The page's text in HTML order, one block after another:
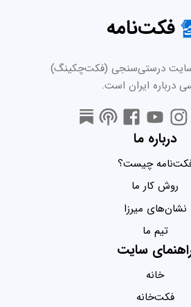
فکت‌نامه
سایت درستی‌سنجی (فکت‌چکینگ)
درباره ایران است.
درباره ما
چیست؟
روش کار ما
نشان‌های میرزا
تیم ما
سایت
خانه
فکت‌خانه